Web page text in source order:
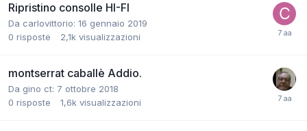
Ripristino consolle HI-FI
Da carlovittorio: 16 gennaio 2019
0 risposte 2,1k visualizzazioni
montserrat caballè Addio.
Da gino ct: 7 ottobre 2018
0 risposte 1,6k visualizzazioni